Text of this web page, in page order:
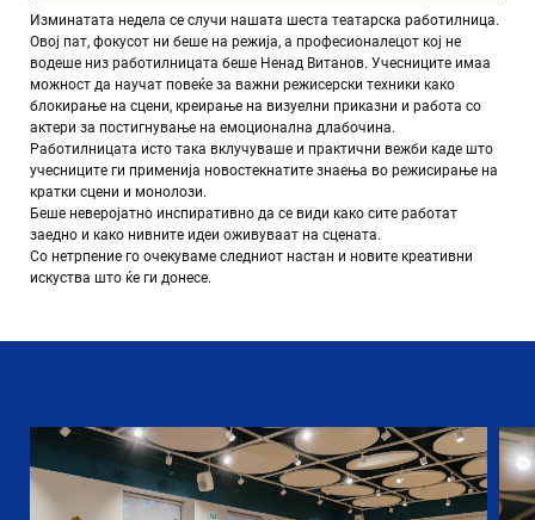
Изминатата недела се случи нашата шеста театарска работилница.
Овој пат, фокусот ни беше на режија, а професионалецот кој не
водеше низ работилницата беше Ненад Витанов. Учесниците имаа
можност да научат повеќе за важни режисерски техники како
блокирање на сцени, креирање на визуелни приказни и работа со
актери за постигнување на емоционална длабочина.
Работилницата исто така вклучуваше и практични вежби каде што
учесниците ги применија новостекнатите знаења во режисирање на
кратки сцени и монолози.
Беше неверојатно инспиративно да се види како сите работат
заедно и како нивните идеи оживуваат на сцената.
Со нетрпение го очекуваме следниот настан и новите креативни
искуства што ќе ги донесе.